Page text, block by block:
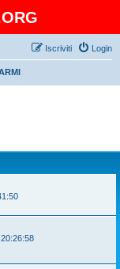
Login
Iscriviti